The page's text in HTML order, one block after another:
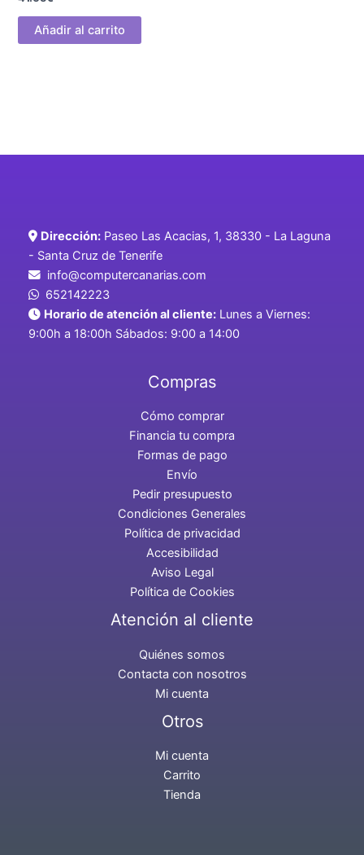
Añadir al carrito
Dirección: Paseo Las Acacias, 1, 38330 - La Laguna
- Santa Cruz de Tenerife
info@computercanarias.com
652142223
Horario de atención al cliente: Lunes a Viernes:
9:00h a 18:00h Sábados: 9:00 a 14:00
Compras
Cómo comprar
Financia tu compra
Formas de pago
Envío
Pedir presupuesto
Condiciones Generales
Política de privacidad
Accesibilidad
Aviso Legal
Política de Cookies
Atención al cliente
Quiénes somos
Contacta con nosotros
Mi cuenta
Otros
Mi cuenta
Carrito
Tienda